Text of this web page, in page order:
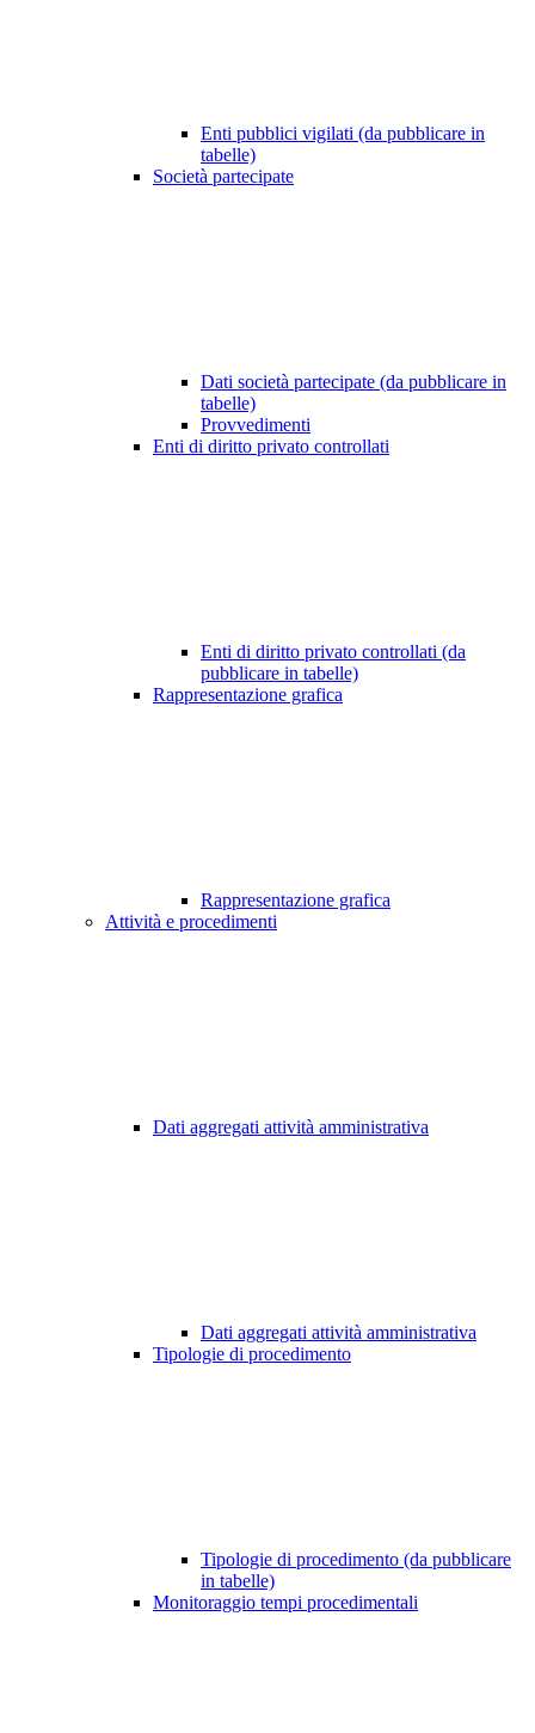
Enti pubblici vigilati (da pubblicare in
tabelle)
Società partecipate
Dati società partecipate (da pubblicare in
tabelle)
Provvedimenti
Enti di diritto privato controllati
Enti di diritto privato controllati (da
pubblicare in tabelle)
Rappresentazione grafica
Rappresentazione grafica
Attività e procedimenti
Dati aggregati attività amministrativa
Dati aggregati attività amministrativa
Tipologie di procedimento
Tipologie di procedimento (da pubblicare
in tabelle)
Monitoraggio tempi procedimentali